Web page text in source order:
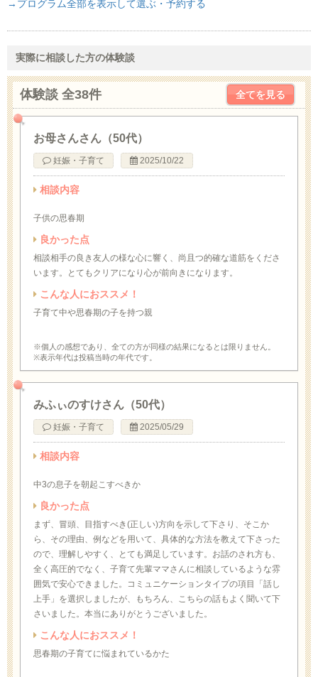
→プログラム全部を表示して選ぶ・予約する
実際に相談した方の体験談
体験談 全38件 全てを見る
お母さんさん（50代）
妊娠・子育て 2025/10/22
相談内容
子供の思春期
良かった点
相談相手の良き友人の様な心に響く、尚且つ的確な道筋をくださ
います。とてもクリアになり心が前向きになります。
こんな人におススメ！
子育て中や思春期の子を持つ親
※個人の感想であり、全ての方が同様の結果になるとは限りません。
※表示年代は投稿当時の年代です。
みふぃのすけさん（50代）
妊娠・子育て 2025/05/29
相談内容
中3の息子を朝起こすべきか
良かった点
まず、冒頭、目指すべき(正しい)方向を示して下さり、そこか
ら、その理由、例などを用いて、具体的な方法を教えて下さった
ので、理解しやすく、とても満足しています。お話のされ方も、
全く高圧的でなく、子育て先輩ママさんに相談しているような雰
囲気で安心できました。コミュニケーションタイプの項目「話し
上手」を選択しましたが、もちろん、こちらの話もよく聞いて下
さいました。本当にありがとうございました。
こんな人におススメ！
思春期の子育てに悩まれているかた